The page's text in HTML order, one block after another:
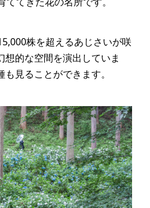
株を超えるあじさいが咲
想的な空間を演出していま
見ることができます。